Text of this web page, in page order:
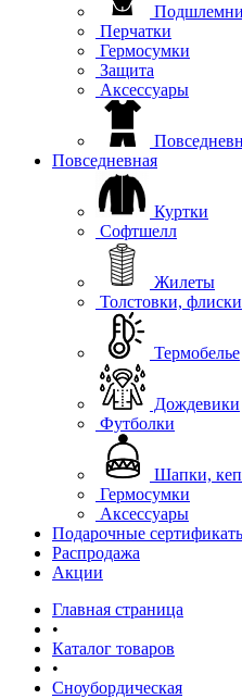
Перчатки
Гермосумки
Защита
Аксессуары
Повседневная
Куртки
Софтшелл
Жилеты
Толстовки, флиски
Термобелье
Дождевики
Футболки
Шапки,
Гермосумки
Аксессуары
Подарочные
Распродажа
Акции
Главная страница
•
Каталог товаров
•
Сноубордическая